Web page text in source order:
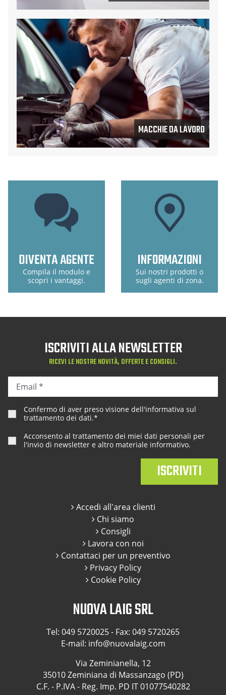
MACCHIE DA LAVORO
DIVENTA AGENTE
Compila il modulo e
scopri i vantaggi.
INFORMAZIONI
Sui nostri prodotti o
sugli agenti di zona.
NUOVA LAIG SRL
Tel: 049 5720025- Fax: 049 5720265
E-mail: info@nuovalaig.com
Via Zeminianella, 12
35010 Zeminiana di Massanzago (PD)
C.F. - P.IVA - Reg. Imp. PD IT 01077540282
Accedi all'area clienti
Chi siamo
Consigli
Lavora con noi
Contattaci per un preventivo
Privacy Policy
Cookie Policy
ISCRIVITI ALLA NEWSLETTER
RICEVI LE NOSTRE NOVITÀ, OFFERTE E CONSIGLI.
Confermo di aver preso visione dell'informativa sul
trattamento dei dati.*
Acconsento al trattamento dei miei dati personali per
l'invio di newsletter e altro materiale informativo.